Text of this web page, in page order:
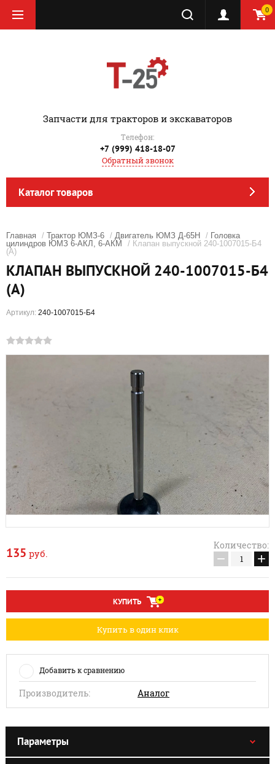
0
‎Запчасти для тракторов и экскаваторов
Телефон:
+7 (999) 418-18-07
Обратный звонок
Каталог товаров
Главная / Трактор ЮМЗ-6 / Двигатель ЮМЗ Д-65Н / Головка
цилиндров ЮМЗ 6-АКЛ, 6-АКМ
/ Клапан выпускной 240-1007015-Б4
(А)
КЛАПАН ВЫПУСКНОЙ 240-1007015-Б4
(А)
Артикул: 240-1007015-Б4
135 руб.
Количество:
− +
КУПИТЬ
Купить в один клик
Добавить к сравнению
Производитель: Аналог
Параметры